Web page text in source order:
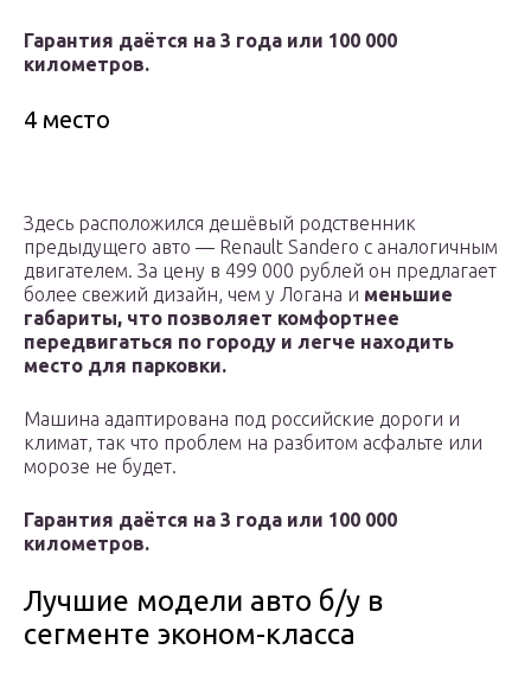
Гарантия даётся на 3 года или 100 000
километров.
4 место
Здесь расположился дешёвый родственник
предыдущего авто — Renault Sandero с аналогичным
двигателем. За цену в 499 000 рублей он предлагает
более свежий дизайн, чем у Логана и меньшие
габариты, что позволяет комфортнее
передвигаться по городу и легче находить
место для парковки.
Машина адаптирована под российские дороги и
климат, так что проблем на разбитом асфальте или
морозе не будет.
Гарантия даётся на 3 года или 100 000
километров.
Лучшие модели авто б/у в
сегменте эконом-класса